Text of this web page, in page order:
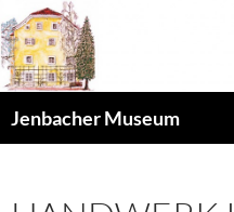
Skip
to
content
Jenbacher Museum